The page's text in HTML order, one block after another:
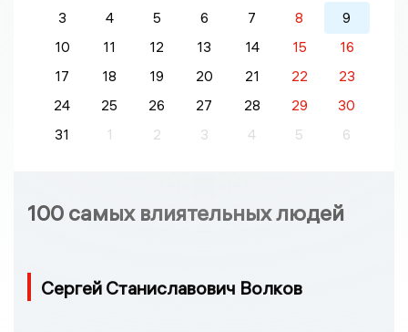
3
4 5 6 7 8
9
10
11 12 13 14 15
16
17
18 19 20 21 22
23
24
25 26 27 28 29
30
31
1 2 3 4 5 6
100 самых влиятельных людей
Сергей Станиславович Волков